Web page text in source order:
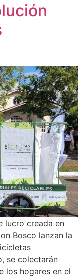
lucro creada en
Bosco lanzan la
se colectarán
los hogares en el